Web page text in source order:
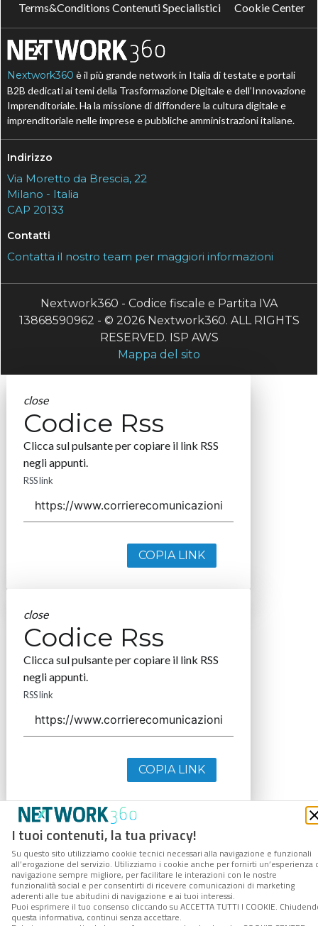
I tuoi contenuti, la tua privacy!
Su questo sito utilizziamo cookie tecnici necessari alla navigazione e funzionali
all’erogazione del servizio. Utilizziamo i cookie anche per fornirti un’esperienza
navigazione sempre migliore, per facilitare le interazioni con le nostre
funzionalità social e per consentirti di ricevere comunicazioni di marketing
aderenti alle tue abitudini di navigazione e ai tuoi interessi.
Puoi esprimere il tuo consenso cliccando su ACCETTA TUTTI I COOKIE.
questa informativa, continui senza accettare.
Terms&Conditions Contenuti Specialistici
Cookie Center
Nextwork360 è il più grande network in Italia di testate e portali
B2B dedicati ai temi della Trasformazione Digitale e dell’Innovazione
Imprenditoriale. Ha la missione di diffondere la cultura digitale e
imprenditoriale nelle imprese e pubbliche amministrazioni italiane.
Indirizzo
Via Moretto da Brescia, 22
Milano - Italia
CAP 20133
Contatti
Contatta il nostro team per maggiori informazioni
Nextwork360 - Codice fiscale e Partita IVA
13868590962 - © 2026 Nextwork360. ALL RIGHTS
RESERVED. ISP AWS
Mappa del sito
close
Codice Rss
Clicca sul pulsante per copiare il link RSS
negli appunti.
RSS link
COPIA LINK
close
Codice Rss
Clicca sul pulsante per copiare il link RSS
negli appunti.
RSS link
COPIA LINK